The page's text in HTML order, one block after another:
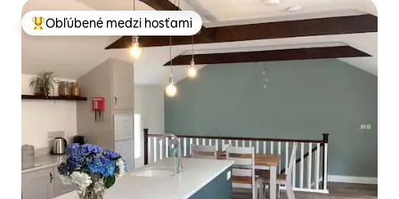
Najobľúbenejšie medzi hosťami
Obľúbené medzi hosťami